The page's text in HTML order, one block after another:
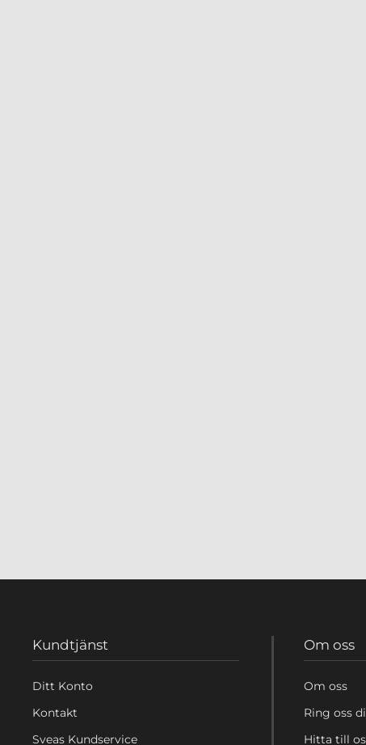
Kundtjänst
Ditt Konto
Kontakt
Sveas Kundservice
Om oss
Om oss
Ring oss
Hitta till